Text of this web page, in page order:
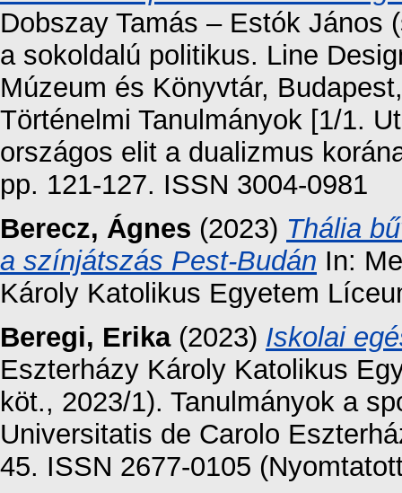
Dobszay Tamás – Estók János
a sokoldalú politikus. Line
Múzeum és Könyvtár,
Történelmi Tanulmányok [1/1.
országos elit a dualizmus
pp. 121-127. ISSN 3004-0981
Berecz, Ágnes (2023) Thália
a színjátszás Pest-Budán In:
Károly Katolikus Egyetem
Beregi, Erika(2023) Iskolai
Eszterházy Károly Katolikus
köt., 2023/1). Tanulmányok a
Universitatis de Carolo
45. ISSN 2677-0105